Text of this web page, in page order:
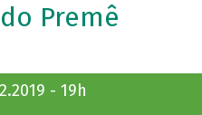
Premê
- 19h